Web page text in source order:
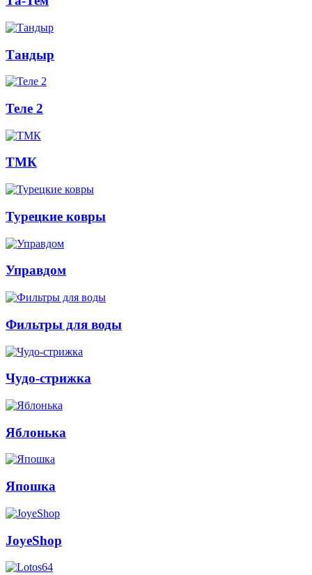
Тандыр
Теле 2
ТМК
Турецкие ковры
Управдом
Фильтры для воды
Чудо-стрижка
Яблонька
Япошка
JoyeShop